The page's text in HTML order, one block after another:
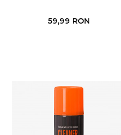
59,99 RON